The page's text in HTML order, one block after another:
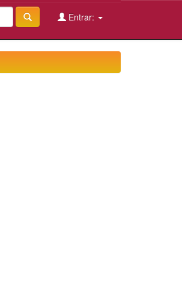
Entrar: